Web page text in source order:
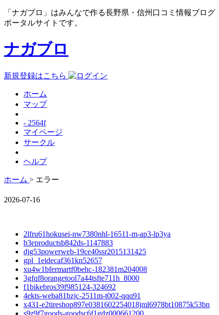
「ナガブロ」はみんなで作る長野県・信州口コミ情報ブログ
ポータルサイトです。
ナガブロ
新規登録はこちら
ホーム
マップ
- 2564f
マイページ
サークル
ヘルプ
ホーム > エラー
2026-07-16
2lfru61hokusei-nw7380nhl-16511-m-ap3-lp3ya
b3eproductsb842ds-1147883
djg53powerweb-19ce40ssr2015131425
gpl_1eidecaf361kn52657
xu4w1bfermartf0behc-182381m204008
3gfqf8orangetool7a44tsfte711h_8000
f1bikebros39f985124-324692
4ekts-weba81bzjc-2511m-t002-qqq91
x431-e2tireshop897e0381602254018jml6978bt10875k53bn